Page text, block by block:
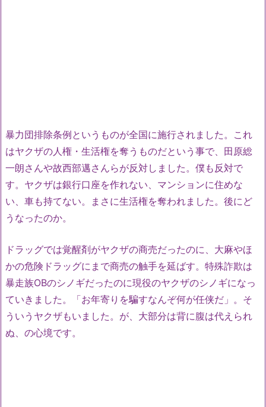
暴力団排除条例というものが全国に施行されました。これ
はヤクザの人権・生活権を奪うものだという事で、田原総
一朗さんや故西部邁さんらが反対しました。僕も反対で
す。ヤクザは銀行口座を作れない、マンションに住めな
い、車も持てない。まさに生活権を奪われました。後にど
うなったのか。
ドラッグでは覚醒剤がヤクザの商売だったのに、大麻やほ
かの危険ドラッグにまで商売の触手を延ばす。特殊詐欺は
暴走族OBのシノギだったのに現役のヤクザのシノギになっ
ていきました。「お年寄りを騙すなんぞ何が任侠だ」。そ
ういうヤクザもいました。が、大部分は背に腹は代えられ
ぬ、の心境です。